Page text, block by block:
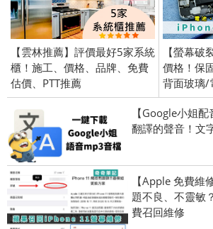
【雲林推薦】評價最好5家系統
櫃！施工、價格、品牌、免費
估價、PTT推薦
【螢幕
價格！保
背面玻璃/
【Google小姐
翻譯的聲音！文
【Apple 免費維
題不良、不靈敏
費召回維修